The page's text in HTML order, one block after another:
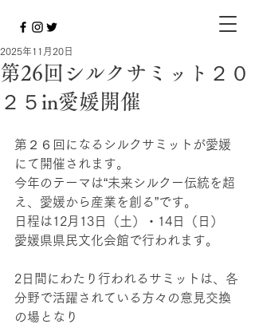
第26回シルクサミット２０
２５in愛媛開催
2025年11月20日
第２６回になるシルクサミットが愛媛
にて開催されます。
今年のテーマは“未来シルクー伝統を超
え、愛媛から産業を創る”です。
日程は12月13日（土）・14日（日）
愛媛県県民文化会館で行われます。
2日間にわたり行われるサミットは、各
分野で活躍されている方々の意見交換
の場となり